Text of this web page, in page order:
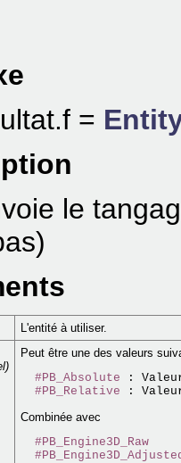
=
le
L'entité à utiliser.
Peut être une des valeurs
#PB_Absolute :
#PB_Relative
Combinée avec
#PB_Engine3D_Raw